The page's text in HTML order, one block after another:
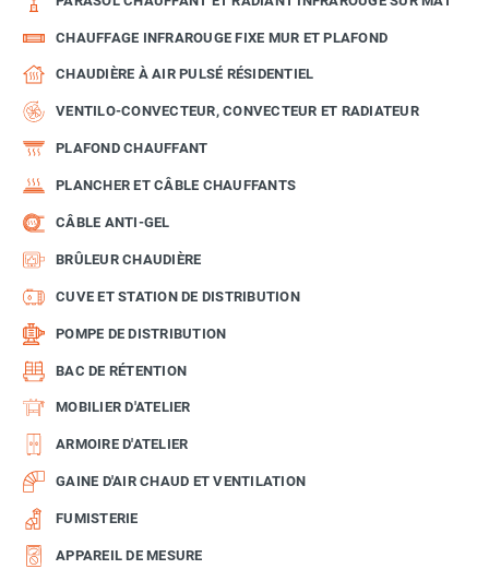
CHAUFFAGE INFRAROUGE FIXE MUR ET PLAFOND
CHAUDIÈRE À AIR PULSÉ RÉSIDENTIEL
VENTILO-CONVECTEUR, CONVECTEUR ET RADIATEUR
PLAFOND CHAUFFANT
PLANCHER ET CÂBLE CHAUFFANTS
CÂBLE ANTI-GEL
BRÛLEUR CHAUDIÈRE
CUVE ET STATION DE DISTRIBUTION
POMPE DE DISTRIBUTION
BAC DE RÉTENTION
MOBILIER D'ATELIER
ARMOIRE D'ATELIER
GAINE D'AIR CHAUD ET VENTILATION
FUMISTERIE
APPAREIL DE MESURE